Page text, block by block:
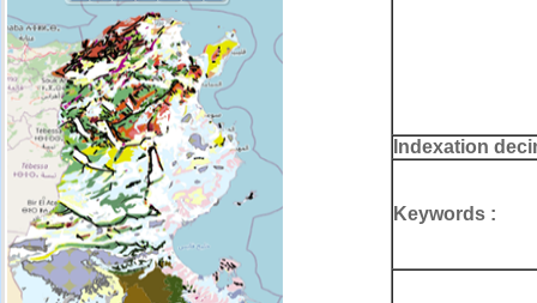
Indexation
Keywords :